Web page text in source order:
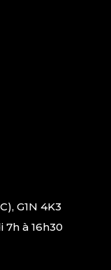
G1N 4K3
à 16h30